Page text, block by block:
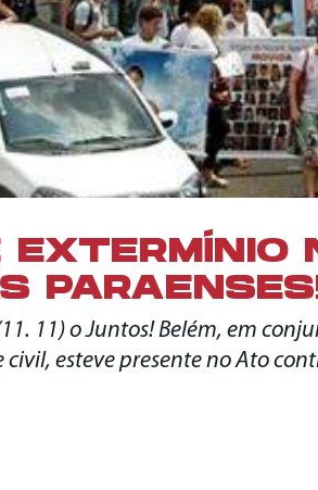
EXTERMÍNIO
11) o Juntos! Belém, em
esteve presente no Ato